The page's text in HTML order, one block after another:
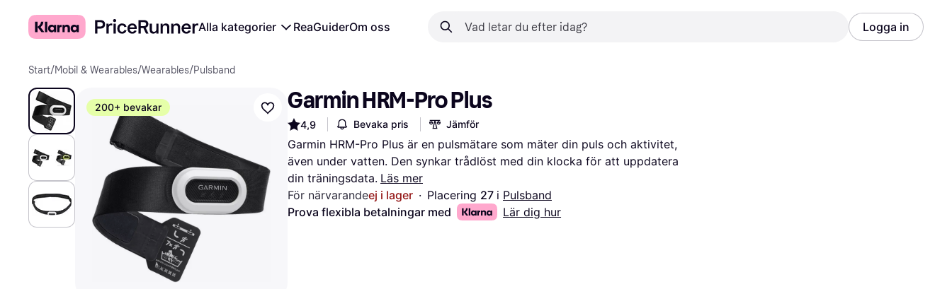
Alla kategorier ReaGuiderOm oss Logga in
Start/Mobil & Wearables/Wearables/Pulsband
200+ bevakar Garmin HRM-Pro Plus
4,9 Bevaka pris Jämför
Garmin HRM-Pro Plus är en pulsmätare som mäter din puls och aktivitet,
även under vatten. Den synkar trådlöst med din klocka för att uppdatera
din träningsdata. Läs mer
För närvarandeej i lager · Placering 27 i Pulsband
Prova flexibla betalningar med
Lär dig hur